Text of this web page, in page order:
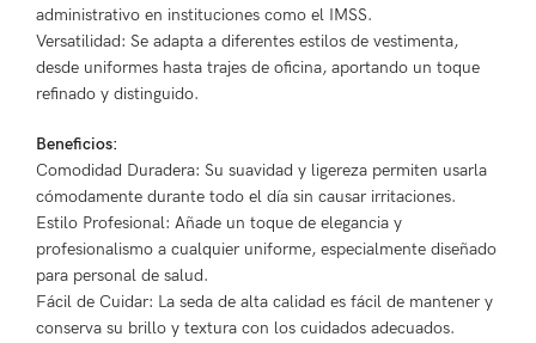
administrativo en instituciones como el IMSS.
Versatilidad: Se adapta a diferentes estilos de vestimenta,
desde uniformes hasta trajes de oficina, aportando un toque
refinado y distinguido.
Beneficios:
Comodidad Duradera: Su suavidad y ligereza permiten usarla
cómodamente durante todo el día sin causar irritaciones.
Estilo Profesional: Añade un toque de elegancia y
profesionalismo a cualquier uniforme, especialmente diseñado
para personal de salud.
Fácil de Cuidar: La seda de alta calidad es fácil de mantener y
conserva su brillo y textura con los cuidados adecuados.